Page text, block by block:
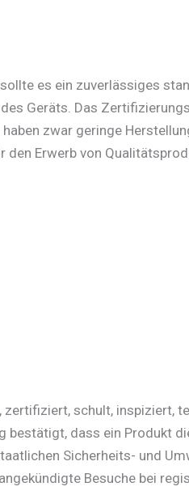
es ein zuverlässiges
Geräts. Das
zwar geringe
Erwerb von
schult, inspiziert,
bestätigt, dass ein Produkt
Sicherheits- und
Besuche bei